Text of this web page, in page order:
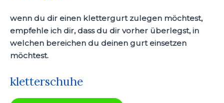
wenn du dir einen klettergurt zulegen möchtest,
empfehle ich dir, dass du dir vorher überlegst, in
welchen bereichen du deinen gurt einsetzen
möchtest.
kletterschuhe